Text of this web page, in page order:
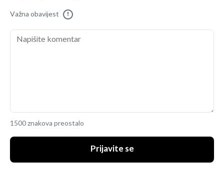
Važna obavijest !
1500 znakova preostalo
Prijavite se